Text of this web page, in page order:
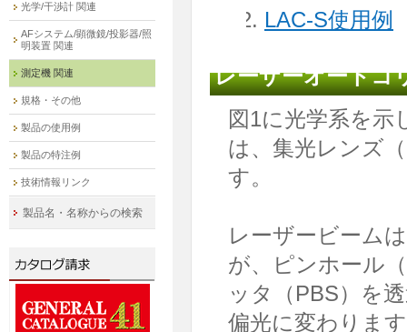
LAC-S使用例
レーザーオートコ
図1に光学系を示
は、集光レンズ
す。
レーザービーム
が、ピンホール
ッタ（PBS）を
偏光に変わりま
光学/干渉計 関連
AFシステム/顕微鏡/投影器/照
明装置 関連
測定機 関連
規格・その他
製品の使用例
製品の特注例
技術情報リンク
製品名・名称からの検索